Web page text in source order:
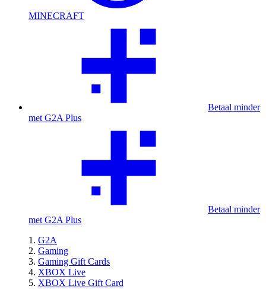
MINECRAFT
Betaal minder
met G2A Plus
Betaal minder
met G2A Plus
G2A
Gaming
Gaming Gift Cards
XBOX Live
XBOX Live Gift Card